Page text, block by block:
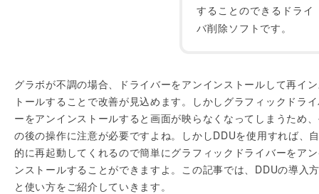
することのできるドライ
バ削除ソフトです。
グラボが不調の場合、ドライバーをアンインストールして再イ
トールすることで改善が見込めます。しかしグラフィックドラ
ーをアンインストールすると画面が映らなくなってしまうため
の後の操作に注意が必要ですよね。しかしDDUを使用すれば、
的に再起動してくれるので簡単にグラフィックドライバーをア
ンストールすることができますよ。この記事では、DDUの導入
と使い方をご紹介していきます。